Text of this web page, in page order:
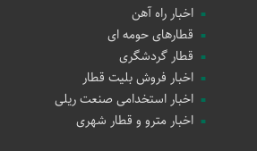
اخبار راه آهن
قطارهای حومه ای
قطار گردشگری
اخبار فروش بلیت قطار
اخبار استخدامی صنعت ریلی
اخبار مترو و قطار شهری